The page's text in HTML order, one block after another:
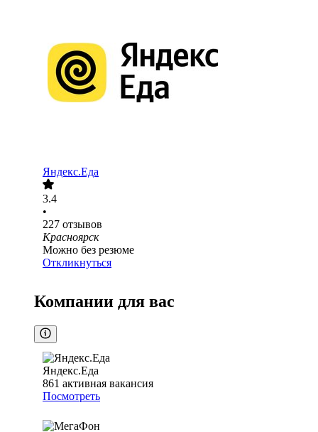
Яндекс.Еда
3.4
•
227 отзывов
Красноярск
Можно без резюме
Откликнуться
Компании для вас
Яндекс.Еда
861 активная вакансия
Посмотреть